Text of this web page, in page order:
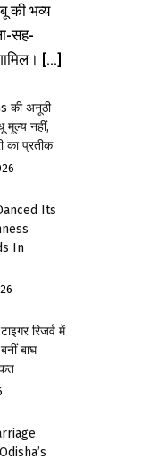
की भव्य
सह-
[...]
की अनूठी
मूल्य नहीं,
का प्रतीक
Its
In
रिजर्व में
बाघ